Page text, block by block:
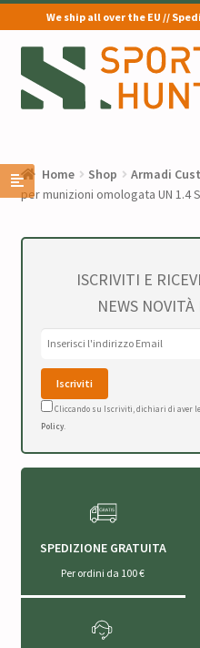
We ship all over the EU //
Vai
alla
navigazione
Vai
al
contenuto
Home Shop Armadi
per munizioni omologata UN 1.4 S
ISCRIVITI E
NEWS
Cliccando su Iscriviti, dichiari di aver
Policy.
SPEDIZIONE GRATUITA
Per ordini da 100 €